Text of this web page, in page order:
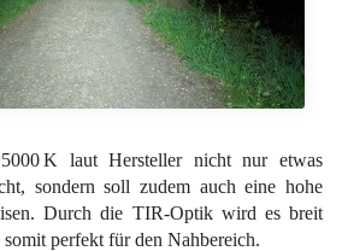
K laut Hersteller nicht nur etwas
sondern soll zudem auch eine hohe
Durch die TIR-Optik wird es breit
somit perfekt für den Nahbereich.